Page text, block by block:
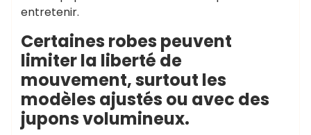
entretenir.
Certaines robes peuvent
limiter la liberté de
mouvement, surtout les
modèles ajustés ou avec des
jupons volumineux.